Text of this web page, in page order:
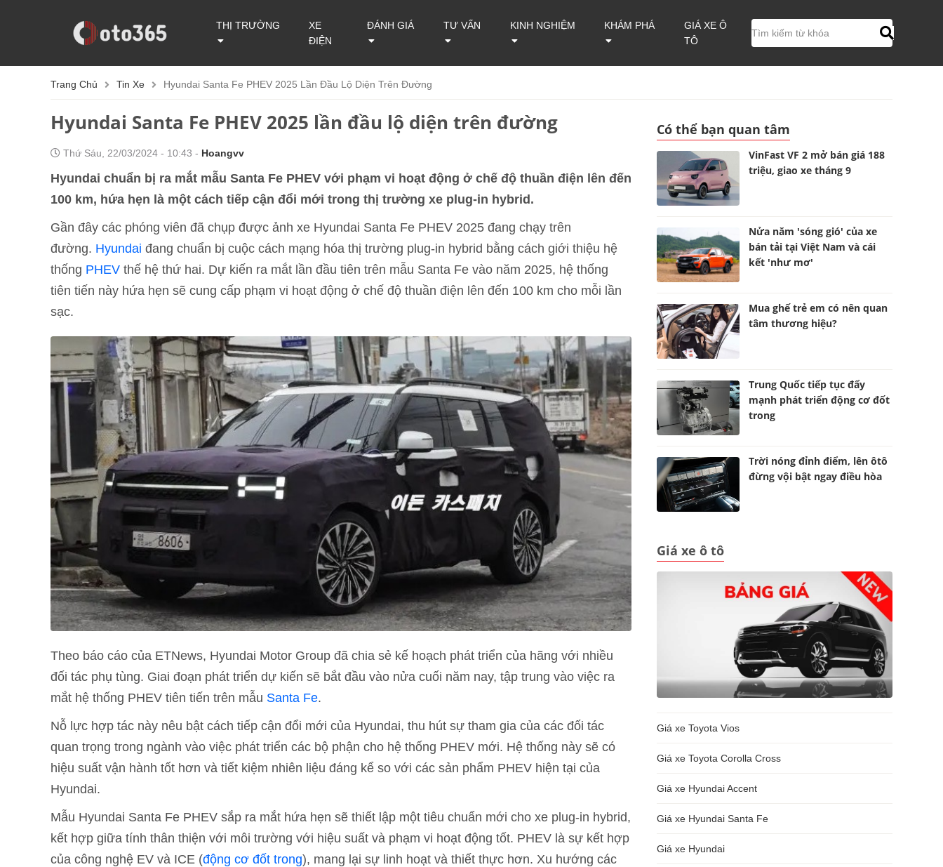
THỊ TRƯỜNG
XE
ĐIỆN
ĐÁNH GIÁ TƯ VẤN KINH NGHIỆM KHÁM PHÁ
GIÁ XE Ô
TÔ
Trang Chủ Tin Xe Hyundai Santa Fe PHEV 2025 Lần Đầu Lộ Diện Trên Đường
Hyundai Santa Fe PHEV 2025 lần đầu lộ diện trên đường
Thứ Sáu, 22/03/2024 - 10:43 - Hoangvv
Hyundai chuẩn bị ra mắt mẫu Santa Fe PHEV với phạm vi hoạt động ở chế độ thuần điện lên đến
100 km, hứa hẹn là một cách tiếp cận đổi mới trong thị trường xe plug-in hybrid.
Gần đây các phóng viên đã chụp được ảnh xe Hyundai Santa Fe PHEV 2025 đang chạy trên
đường. Hyundai đang chuẩn bị cuộc cách mạng hóa thị trường plug-in hybrid bằng cách giới thiệu hệ
thống PHEV thế hệ thứ hai. Dự kiến ra mắt lần đầu tiên trên mẫu Santa Fe vào năm 2025, hệ thống
tiên tiến này hứa hẹn sẽ cung cấp phạm vi hoạt động ở chế độ thuần điện lên đến 100 km cho mỗi lần
sạc.
Theo báo cáo của ETNews, Hyundai Motor Group đã chia sẻ kế hoạch phát triển của hãng với nhiều
đối tác phụ tùng. Giai đoạn phát triển dự kiến sẽ bắt đầu vào nửa cuối năm nay, tập trung vào việc ra
mắt hệ thống PHEV tiên tiến trên mẫu Santa Fe.
Nỗ lực hợp tác này nêu bật cách tiếp cận đổi mới của Hyundai, thu hút sự tham gia của các đối tác
quan trọng trong ngành vào việc phát triển các bộ phận cho hệ thống PHEV mới. Hệ thống này sẽ có
hiệu suất vận hành tốt hơn và tiết kiệm nhiên liệu đáng kể so với các sản phẩm PHEV hiện tại của
Hyundai.
Mẫu Hyundai Santa Fe PHEV sắp ra mắt hứa hẹn sẽ thiết lập một tiêu chuẩn mới cho xe plug-in hybrid,
kết hợp giữa tính thân thiện với môi trường với hiệu suất và phạm vi hoạt động tốt. PHEV là sự kết hợp
của công nghệ EV và ICE (động cơ đốt trong), mang lại sự linh hoạt và thiết thực hơn. Xu hướng các
Có thể bạn quan tâm
VinFast VF 2 mở bán giá 188
triệu, giao xe tháng 9
Nửa năm 'sóng gió' của xe
bán tải tại Việt Nam và cái
kết 'như mơ'
Mua ghế trẻ em có nên quan
tâm thương hiệu?
Trung Quốc tiếp tục đẩy
mạnh phát triển động cơ đốt
trong
Trời nóng đỉnh điểm, lên ôtô
đừng vội bật ngay điều hòa
Giá xe ô tô
Giá xe Toyota Vios
Giá xe Toyota Corolla Cross
Giá xe Hyundai Accent
Giá xe Hyundai Santa Fe
Giá xe Hyundai